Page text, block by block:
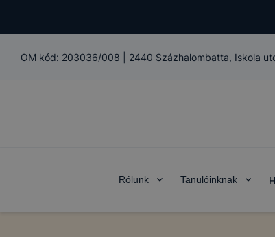
OM kód: 203036/008 2440 Százhalombatta, Iskola
Rólunk Tanulóinknak